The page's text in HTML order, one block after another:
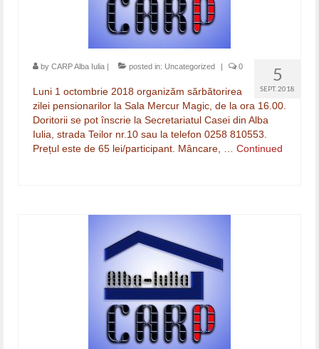
GALERIE FOTO
CONTACT 5
SEPT. 2018
by CARP Alba Iulia posted in: Uncategorized 0
Luni 1 octombrie 2018 organizăm sărbătorirea
zilei pensionarilor la Sala Mercur Magic, de la ora 16.00.
Doritorii se pot înscrie la Secretariatul Casei din Alba
Iulia, strada Teilor nr.10 sau la telefon 0258 810553.
Prețul este de 65 lei/participant. Mâncare, … Continued